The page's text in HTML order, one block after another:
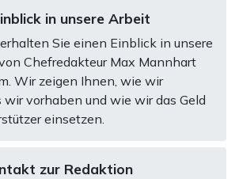
in unsere Arbeit
Sie einen Einblick in unsere
Chefredakteur Max Mannhart
Wir zeigen Ihnen, wie wir
vorhaben und wie wir das Geld
einsetzen.
zur Redaktion